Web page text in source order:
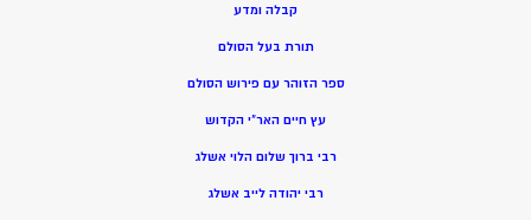
קבלה ומדע
תורת בעל הסולם
ספר הזוהר עם פירוש הסולם
עץ חיים האר”י הקדוש
רבי ברוך שלום הלוי אשלג
רבי יהודה לייב אשלג